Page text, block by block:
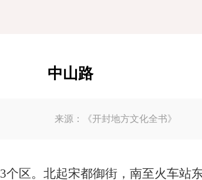
中山路
来源：《开封地方文化全书》
3个区。北起宋都御街，南至火车站